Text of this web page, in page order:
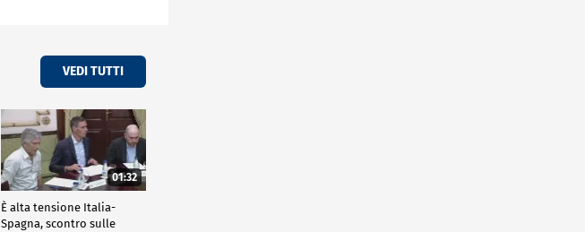
VEDI TUTTI
01:32
È alta tensione Italia-
Spagna, scontro sulle